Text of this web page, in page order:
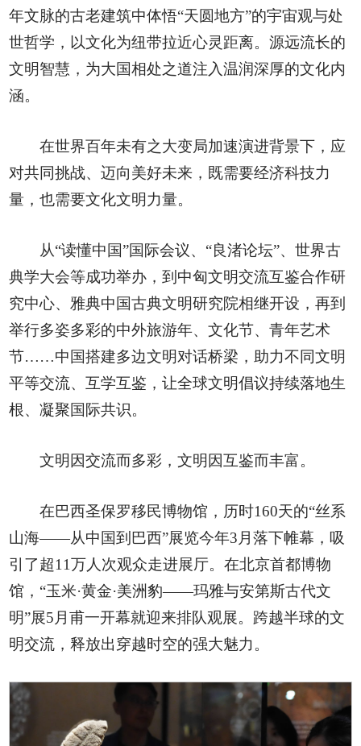
年文脉的古老建筑中体悟“天圆地方”的宇宙观与处
世哲学，以文化为纽带拉近心灵距离。源远流长的
文明智慧，为大国相处之道注入温润深厚的文化内
涵。
在世界百年未有之大变局加速演进背景下，应
对共同挑战、迈向美好未来，既需要经济科技力
量，也需要文化文明力量。
从“读懂中国”国际会议、“良渚论坛”、世界古
典学大会等成功举办，到中匈文明交流互鉴合作研
究中心、雅典中国古典文明研究院相继开设，再到
举行多姿多彩的中外旅游年、文化节、青年艺术
节……中国搭建多边文明对话桥梁，助力不同文明
平等交流、互学互鉴，让全球文明倡议持续落地生
根、凝聚国际共识。
文明因交流而多彩，文明因互鉴而丰富。
在巴西圣保罗移民博物馆，历时160天的“丝系
山海——从中国到巴西”展览今年3月落下帷幕，吸
引了超11万人次观众走进展厅。在北京首都博物
馆，“玉米·黄金·美洲豹——玛雅与安第斯古代文
明”展5月甫一开幕就迎来排队观展。跨越半球的文
明交流，释放出穿越时空的强大魅力。